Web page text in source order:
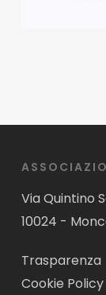
Via Quintino
10024 -
Trasparenza
Cookie Policy